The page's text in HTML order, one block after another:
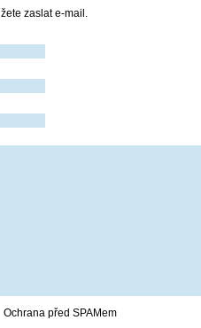
zaslat e-mail.
Ochrana před SPAMem